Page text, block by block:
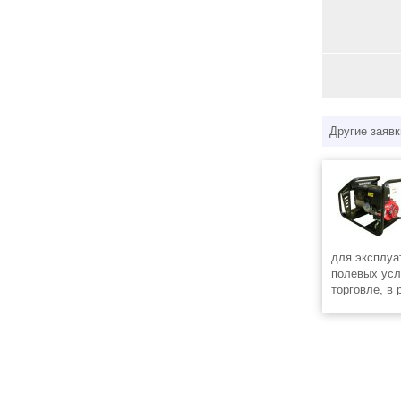
Другие
для
полевых
торговле, в